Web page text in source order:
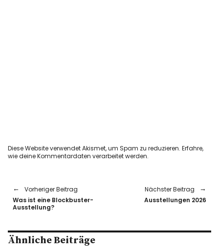
Diese Website verwendet Akismet, um Spam zu reduzieren.Erfahre,
wie deine Kommentardaten verarbeitet werden.
Vorheriger Beitrag
Was ist eine Blockbuster-
Ausstellung?
Nächster Beitrag
Ausstellungen 2026
Ähnliche Beiträge